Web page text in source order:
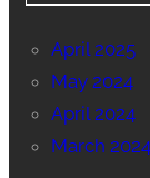
April 2025
May 2024
April 2024
March 2024